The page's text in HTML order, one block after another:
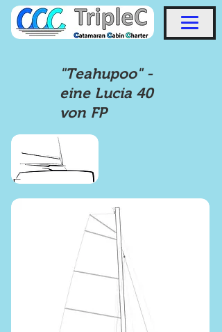
"Teahupoo" -
eine Lucia 40
von FP